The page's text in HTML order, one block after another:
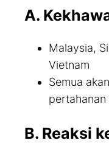
A.
Malaysia,
Vietnam
Semua
B. Reaksi